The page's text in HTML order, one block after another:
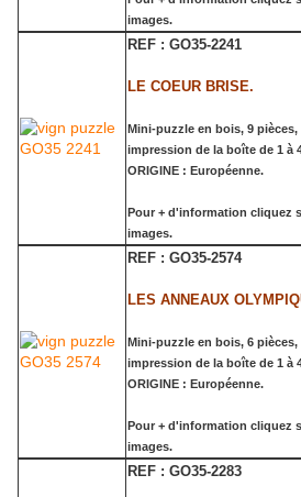
images.
REF : GO35-2241
LE COEUR BRISE.
Mini-puzzle en bois, 9 pièces,
impression de la boîte de 1 à
ORIGINE : Européenne.
Pour + d'information cliquez
images.
REF : GO35-2574
LES ANNEAUX
Mini-puzzle en bois, 6 pièces,
impression de la boîte de 1 à
ORIGINE : Européenne.
Pour + d'information cliquez
images.
REF : GO35-2283